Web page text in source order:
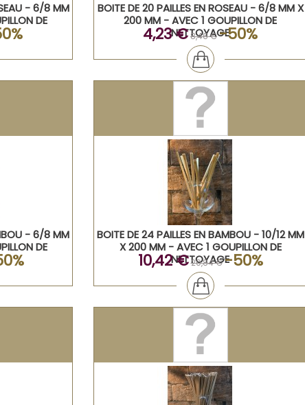
- 6/8 MM
DE
BOITE DE 20 PAILLES EN ROSEAU - 6/8 MM X
200 MM - AVEC 1 GOUPILLON DE
NETTOYAGE
4,23 €8,46 €-50%
- 6/8 MM
DE
BOITE DE 24 PAILLES EN BAMBOU - 10/12 MM
X 200 MM - AVEC 1 GOUPILLON DE
NETTOYAGE
10,42 €20,84 €-50%